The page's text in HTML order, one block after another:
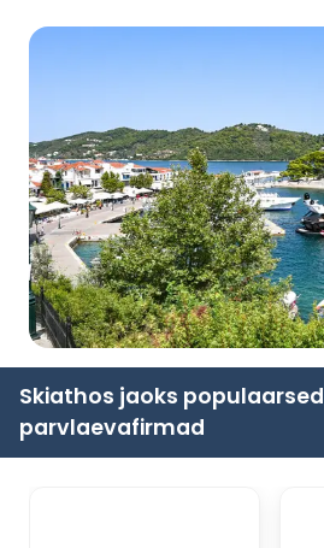
Skiathos jaoks populaarsed
parvlaevafirmad